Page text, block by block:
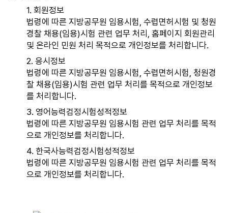
1. 회원정보
법령에 따른 지방공무원 임용시험, 수렵면허시험 및 청원
경찰 채용(임용)시험 관련 업무 처리, 홈페이지 회원관리
및 온라인 민원 처리 목적으로 개인정보를 처리합니다.
2. 응시정보
법령에 따른 지방공무원 임용시험, 수렵면허시험, 청원경
찰 채용(임용)시험 관련 업무 처리를 목적으로 개인정보
를 처리합니다.
3. 영어능력검정시험성적정보
법령에 따른 지방공무원 임용시험 관련 업무 처리를 목적
으로 개인정보를 처리합니다.
4. 한국사능력검정시험성적정보
법령에 따른 지방공무원 임용시험 관련 업무 처리를 목적
으로 개인정보를 처리합니다.